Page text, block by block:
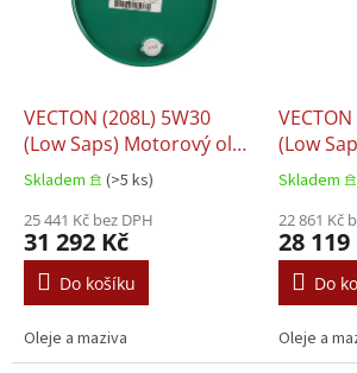
VECTON (208L) 5W30
(Low Saps) Motorový olej
E6 E8 E9 CATERPILLAR
ECF-3 CUMMINS 20086
DAF EXTENDED DRAIN
DETROIT DIESEL 93K222
DEUTZ DQC IV-18 LA
FORD M2C213 A1
Skladem 𖠿 (>5 ks)
25 441 Kč bez DPH
31 292 Kč
Do košíku
Oleje a maziva
(Low
ECF-3
DEUTZ
MACK
PLUS
3271-1
228.51
Skladem 𖠿
22 861 Kč
28 119
Do
Oleje a